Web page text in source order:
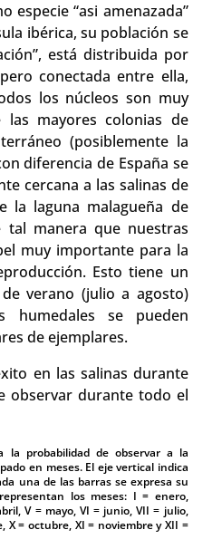
especie “asi amenazada”
ibérica, su población se
está distribuida por
conectada entre ella,
los núcleos son muy
las mayores colonias de
(posiblemente la
diferencia de España se
cercana a las salinas de
la laguna malagueña de
tal manera que nuestras
muy importante para la
Esto tiene un
verano (julio a agosto)
humedales se pueden
de ejemplares.
en las salinas durante
observar durante todo el
la probabilidad de observar a la
en meses. El eje vertical indica
una de las barras se expresa su
los meses: I = enero,
V = mayo, VI = junio, VII = julio,
X = octubre, XI = noviembre y XII =